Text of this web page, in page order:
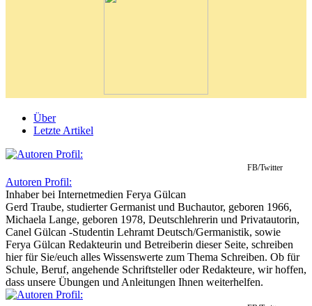
Über
Letzte Artikel
FB/Twitter
Autoren Profil:
Inhaberbei Internetmedien Ferya Gülcan
Gerd Traube, studierter Germanist und Buchautor, geboren 1966,
Michaela Lange, geboren 1978, Deutschlehrerin und Privatautorin,
Canel Gülcan -Studentin Lehramt Deutsch/Germanistik, sowie
Ferya Gülcan Redakteurin und Betreiberin dieser Seite, schreiben
hier für Sie/euch alles Wissenswerte zum Thema Schreiben. Ob für
Schule, Beruf, angehende Schriftsteller oder Redakteure, wir hoffen,
dass unsere Übungen und Anleitungen Ihnen weiterhelfen.